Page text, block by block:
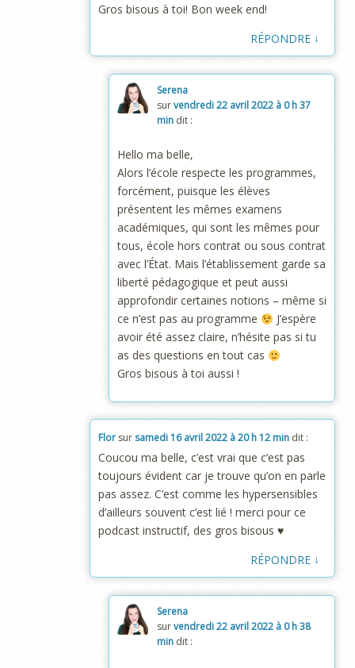
Gros bisous à toi! Bon week end!
RÉPONDRE ↓
Serena
survendredi 22 avril 2022 à 0 h 37
min dit :
Hello ma belle,
Alors l’école respecte les programmes,
forcément, puisque les élèves
présentent les mêmes examens
académiques, qui sont les mêmes pour
tous, école hors contrat ou sous contrat
avec l’État. Mais l’établissement garde sa
liberté pédagogique et peut aussi
approfondir certaines notions – même si
ce n’est pas au programme
J’espère
avoir été assez claire, n’hésite pas si tu
as des questions en tout cas
Gros bisous à toi aussi !
Flor sur samedi 16 avril 2022 à 20 h 12 min dit :
Coucou ma belle, c’est vrai que c’est pas
toujours évident car je trouve qu’on en parle
pas assez. C’est comme les hypersensibles
d’ailleurs souvent c’est lié ! merci pour ce
podcast instructif, des gros bisous ♥
RÉPONDRE ↓
Serena
survendredi 22 avril 2022 à 0 h 38
min dit :